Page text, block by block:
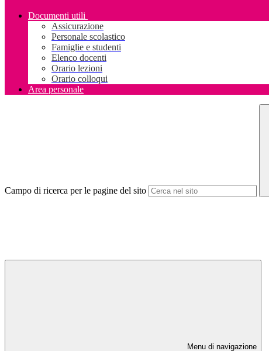
Documenti utili
Assicurazione
Personale scolastico
Famiglie e studenti
Elenco docenti
Orario lezioni
Orario colloqui
Area personale
Campo di ricerca per le pagine del sito
Menu di navigazione